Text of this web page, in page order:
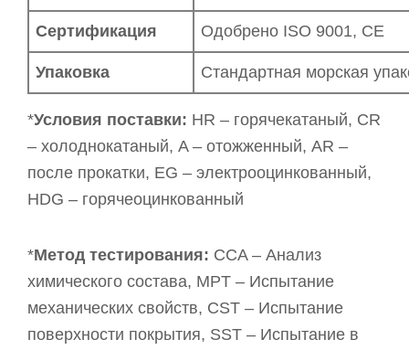
Сертификация Одобрено ISO 9001, CE
Упаковка Стандартная морская
*Условия поставки: HR – горячекатаный, CR
– холоднокатаный, A – отожженный, AR –
после прокатки, EG – электрооцинкованный,
HDG – горячеоцинкованный
*Метод тестирования: CCA – Анализ
химического состава, MPT – Испытание
механических свойств, CST – Испытание
поверхности покрытия, SST – Испытание в